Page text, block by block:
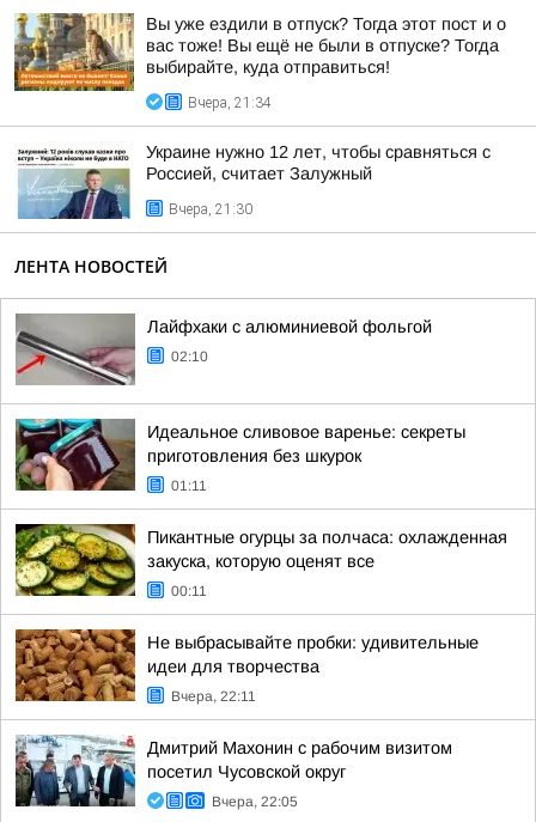
Вы уже ездили в отпуск? Тогда этот пост и о
вас тоже! Вы ещё не были в отпуске? Тогда
выбирайте, куда отправиться!
Вчера, 21:34
Украине нужно 12 лет, чтобы сравняться с
Россией, считает Залужный
Вчера, 21:30
ЛЕНТА НОВОСТЕЙ
Лайфхаки с алюминиевой фольгой
02:10
Идеальное сливовое варенье: секреты
приготовления без шкурок
01:11
Пикантные огурцы за полчаса: охлажденная
закуска, которую оценят все
00:11
Не выбрасывайте пробки: удивительные
идеи для творчества
Вчера, 22:11
Дмитрий Махонин с рабочим визитом
посетил Чусовской округ
Вчера, 22:05